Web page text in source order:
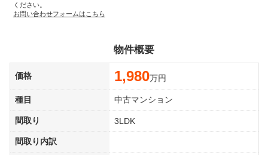
ください。
お問い合わせフォームはこちら
物件概要
価格 1,980万円
種目 中古マンション
間取り 3LDK
間取り内訳